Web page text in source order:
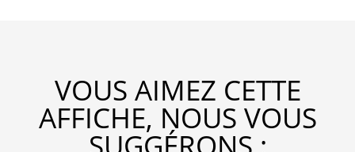
VOUS AIMEZ CETTE
AFFICHE, NOUS VOUS